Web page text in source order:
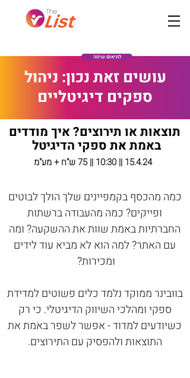
לתיאום שיחה
עושים זאת נכון: ניהול
ספקים דיגיטליים
תוצאות או תירוצים? איך מודדים
באמת את ספקי הדיגיטל
15.4.24 || 10:30 || 75 ש"ח + מע"מ
כמה מהכסף בקמפיינים שלך הולך לבוטים
ופייקים? כמה מהעבודה ברשתות
החברתיות באמת שוות את ההשקעה? ומה
עם האתר? למה הוא לא מביא עוד לידים
ומכירות?
בוובינר ממוקד נלמד כלים פשוטים למדידת
ספקי ומהלכי השיווק הדיגיטלי. כי רק
כשיודעים למדוד - אפשר לשפר באמת את
התוצאות ולהפסיק עם התירוצים.